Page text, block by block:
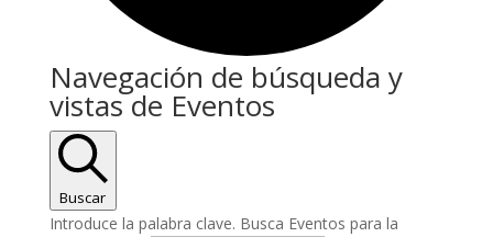
Eventos
en
05/07/2025
Navegación de búsqueda y
vistas de Eventos
Buscar
Introduce la palabra clave. Busca Eventos para la